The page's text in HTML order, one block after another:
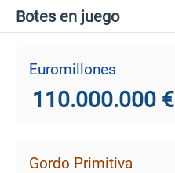
Botes en juego
Euromillones
110.000.000 €
Gordo Primitiva